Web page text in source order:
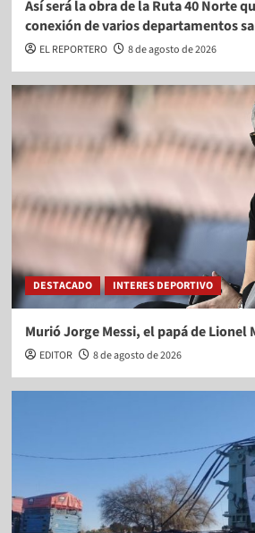
Así será la obra de la Ruta 40 Norte
conexión de varios departamentos
EL REPORTERO 8 de agosto de 2026
DESTACADO INTERES DEPORTIVO
Murió Jorge Messi, el papá de Lionel
EDITOR 8 de agosto de 2026